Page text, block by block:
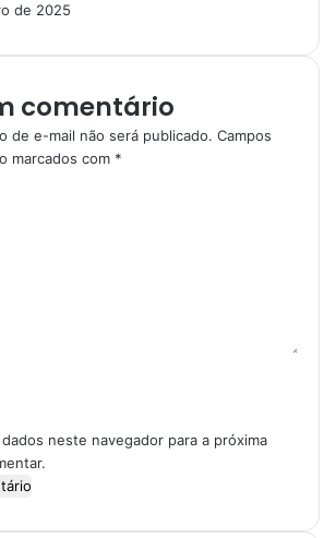
de 2025
comentário
de e-mail não será publicado. Campos
marcados com *
dados neste navegador para a próxima